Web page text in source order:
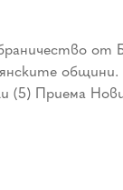
от
Приема